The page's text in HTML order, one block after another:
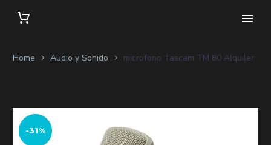
Home Audio y Sonido microfono Tascam TM 80 Alquiler
-31%